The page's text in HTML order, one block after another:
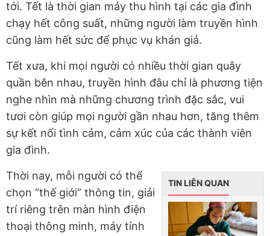
tới. Tết là thời gian máy thu hình tại các gia đình
chạy hết công suất, những người làm truyền hình
cũng làm hết sức để phục vụ khán giả.
Tết xưa, khi mọi người có nhiều thời gian quây
quần bên nhau, truyền hình đâu chỉ là phương tiện
nghe nhìn mà những chương trình đặc sắc, vui
tươi còn giúp mọi người gần nhau hơn, tăng thêm
sự kết nối tình cảm, cảm xúc của các thành viên
gia đình.
TIN LIÊN QUAN
Thời nay, mỗi người có thể
chọn “thế giới” thông tin, giải
trí riêng trên màn hình điện
thoại thông minh, máy tính